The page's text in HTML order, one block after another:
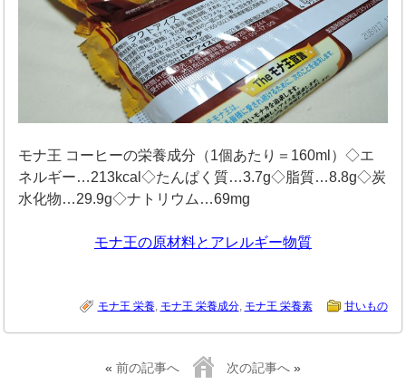
モナ王 コーヒーの栄養成分（1個あたり＝160ml）◇エ
ネルギー…213kcal◇たんぱく質…3.7g◇脂質…8.8g◇炭
水化物…29.9g◇ナトリウム…69mg
モナ王の原材料とアレルギー物質
モナ王 栄養, モナ王 栄養成分, モナ王 栄養素 甘いもの
« 前の記事へ 次の記事へ »